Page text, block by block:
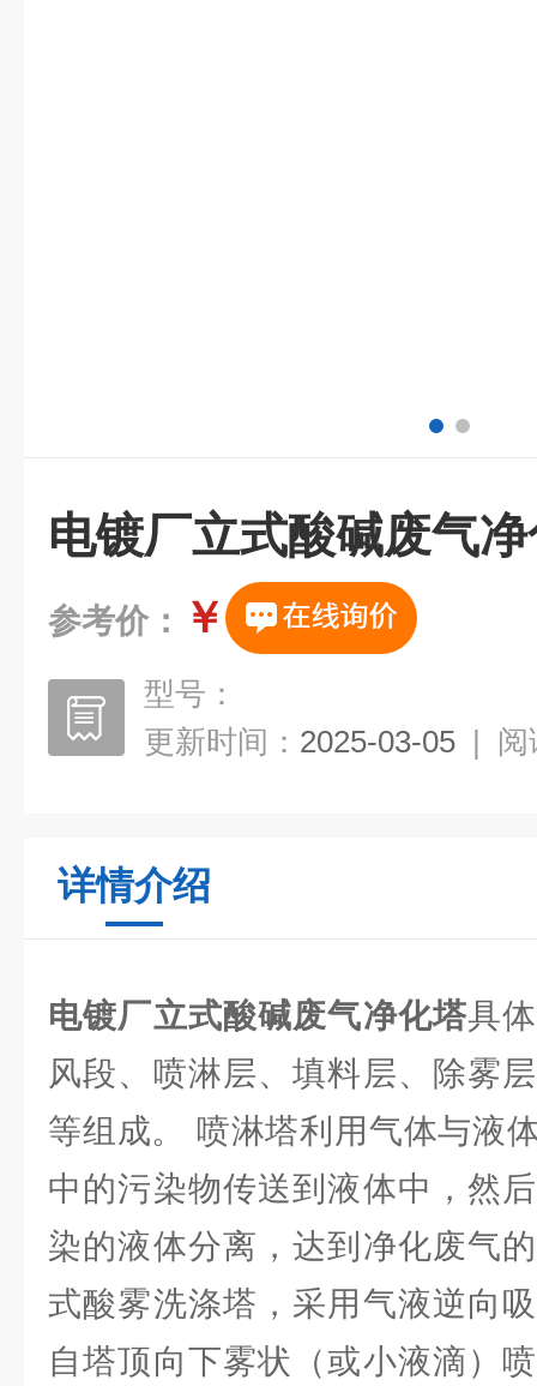
电镀厂立式酸碱废气
参考价： ￥
型号：
更新时间： 2025-03-05 | 阅
详情介绍
电镀厂立式酸碱废气净化塔具
风段、喷淋层、填料层、除雾
等组成。 喷淋塔利用气体与液
中的污染物传送到液体中，然
染的液体分离，达到净化废气
式酸雾洗涤塔，采用气液逆向
自塔顶向下雾状（或小液滴）